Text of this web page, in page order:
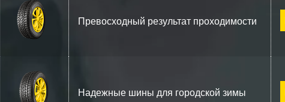
Превосходный результат проходимости
Надежные шины для городской зимы